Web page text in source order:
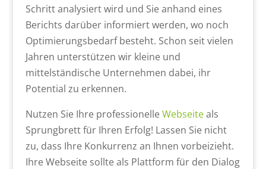
Schritt analysiert wird und Sie anhand eines
Berichts darüber informiert werden, wo noch
Optimierungsbedarf besteht. Schon seit vielen
Jahren unterstützen wir kleine und
mittelständische Unternehmen dabei, ihr
Potential zu erkennen.
Nutzen Sie Ihre professionelleWebseiteals
Sprungbrett für Ihren Erfolg! Lassen Sie nicht
zu, dass Ihre Konkurrenz an Ihnen vorbeizieht.
Ihre Webseite sollte als Plattform für den Dialog